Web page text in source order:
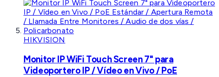
HIKVISION
Monitor IP WiFi Touch Screen 7" para
Videoportero IP / Vídeo en Vivo / PoE